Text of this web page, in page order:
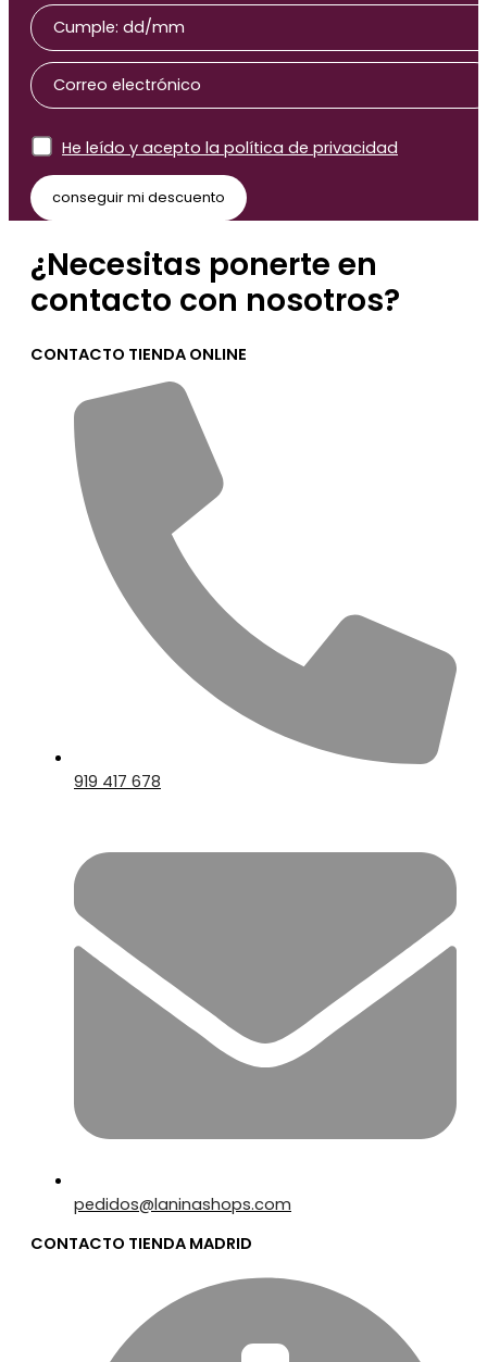
He leído y acepto la política de privacidad
¿Necesitas ponerte en
contacto con nosotros?
CONTACTO TIENDA ONLINE
919 417 678
pedidos@laninashops.com
CONTACTO TIENDA MADRID